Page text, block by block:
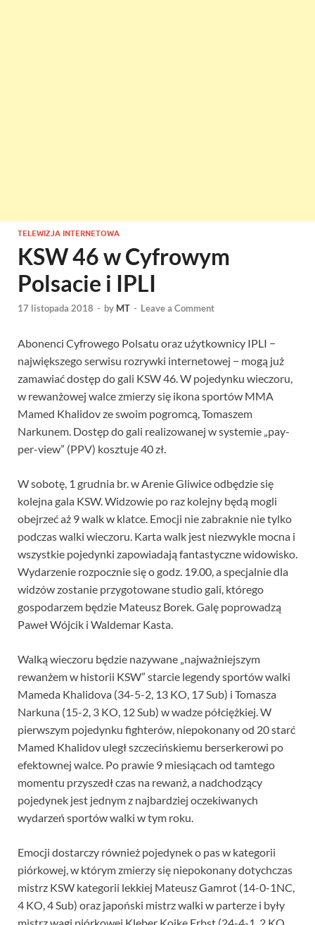
TELEWIZJA INTERNETOWA
KSW 46 w Cyfrowym
Polsacie i IPLI
17 listopada 2018 - by MT - Leave a Comment
Abonenci Cyfrowego Polsatu oraz użytkownicy IPLI −
największego serwisu rozrywki internetowej − mogą już
zamawiać dostęp do gali KSW 46. W pojedynku wieczoru,
w rewanżowej walce zmierzy się ikona sportów MMA
Mamed Khalidov ze swoim pogromcą, Tomaszem
Narkunem. Dostęp do gali realizowanej w systemie „pay-
per-view” (PPV) kosztuje 40 zł.
W sobotę, 1 grudnia br. w Arenie Gliwice odbędzie się
kolejna gala KSW. Widzowie po raz kolejny będą mogli
obejrzeć aż 9 walk w klatce. Emocji nie zabraknie nie tylko
podczas walki wieczoru. Karta walk jest niezwykle mocna i
wszystkie pojedynki zapowiadają fantastyczne widowisko.
Wydarzenie rozpocznie się o godz. 19.00, a specjalnie dla
widzów zostanie przygotowane studio gali, którego
gospodarzem będzie Mateusz Borek. Galę poprowadzą
Paweł Wójcik i Waldemar Kasta.
Walką wieczoru będzie nazywane „najważniejszym
rewanżem w historii KSW” starcie legendy sportów walki
Mameda Khalidova (34-5-2, 13 KO, 17 Sub) i Tomasza
Narkuna (15-2, 3 KO, 12 Sub) w wadze półciężkiej. W
pierwszym pojedynku fighterów, niepokonany od 20 starć
Mamed Khalidov uległ szczecińskiemu berserkerowi po
efektownej walce. Po prawie 9 miesiącach od tamtego
momentu przyszedł czas na rewanż, a nadchodzący
pojedynek jest jednym z najbardziej oczekiwanych
wydarzeń sportów walki w tym roku.
Emocji dostarczy również pojedynek o pas w kategorii
piórkowej, w którym zmierzy się niepokonany dotychczas
mistrz KSW kategorii lekkiej Mateusz Gamrot (14-0-1NC,
4 KO, 4 Sub) oraz japoński mistrz walki w parterze i były